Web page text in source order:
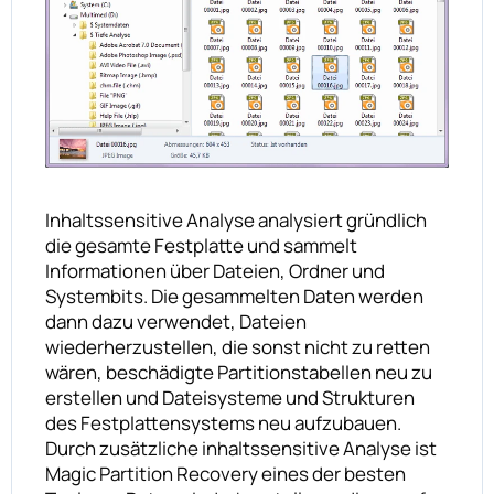
Inhaltssensitive Analyse analysiert gründlich
die gesamte Festplatte und sammelt
Informationen über Dateien, Ordner und
Systembits. Die gesammelten Daten werden
dann dazu verwendet, Dateien
wiederherzustellen, die sonst nicht zu retten
wären, beschädigte Partitionstabellen neu zu
erstellen und Dateisysteme und Strukturen
des Festplattensystems neu aufzubauen.
Durch zusätzliche inhaltssensitive Analyse ist
Magic Partition Recovery eines der besten